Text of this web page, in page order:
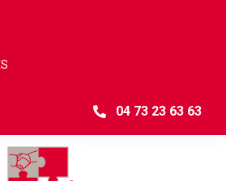
04 73 23 63 63